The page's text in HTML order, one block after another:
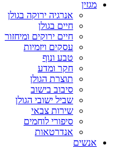
מגזין
אנרגיה ירוקה בגולן
חיים בגולן
חיים ירוקים ומיחזור
עסקים ויזמיות
טבע ונוף
חקר ומדע
תוצרת הגולן
סיבוב בישוב
שביל ישובי הגולן
שירות צבאי
סיפורי לוחמים
אנדרטאות
אנשים